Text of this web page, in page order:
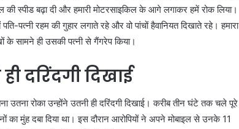
स्पीड बढ़ा दी और हमारी मोटरसाइकिल के आगे लगाकर हमें रोक लिया।
रहम की गुहार लगाते रहे और वो पांचों हैवानियत दिखाते रहे। हमारा
के सामने ही उसकी पत्नी से गैंगरेप किया।
दरिंदगी दिखाई
उतना रोका उन्होंने उतनी ही दरिंदगी दिखाई। करीब तीन घंटे तक चले पूरे
मुंह दबा दिया था। इस दौरान आरोपियों ने अपने मोबाइल से उनके 11